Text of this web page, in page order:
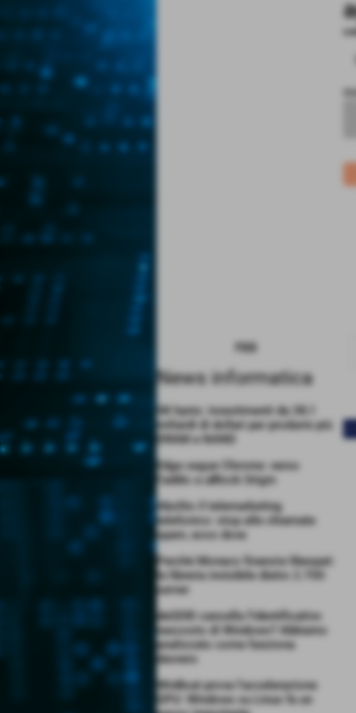
rss
News informatica
SK hynix: investimenti da 38,1
miliardi di dollari per produrre più
DRAM e NAND
Edge segue Chrome: verso
l’addio a uBlock Origin
Abolito il telemarketing
telefonico: stop alle chiamate
spam, ecco dove
Perché Monaco finanzia libexpat:
la libreria invisibile dietro 2.700
server
deGDID cancella l’identificativo
nascosto di Windows? Abbiamo
analizzato come funziona
davvero
WinBoat prova l’accelerazione
GPU: Windows su Linux fa un